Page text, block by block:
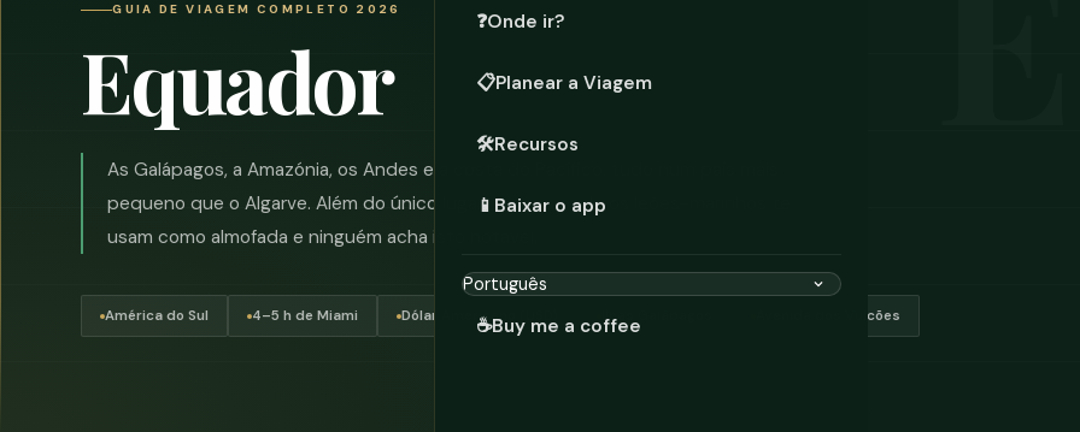
❓Onde ir?
📋Planear a Viagem
🛠️Recursos
📱 Baixar o app
☕Buy me a coffee
GUIA DE VIAGEM COMPLETO 2026
Equador
As Galápagos, a Amazónia, os Andes e a costa do Pacífico, tudo num país mais
pequeno que o Algarve. Além do único lugar na terra onde os leões-marinhos te
usam como almofada e ninguém acha isto notável.
América do Sul 4–5 h de Miami Dólar Americano (USD) Ilhas Galápagos Avenida dos Vulcões